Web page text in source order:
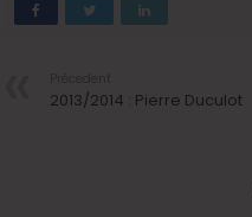
2013/2014 : Pierre Duculot